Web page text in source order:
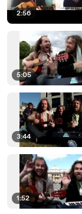
2:56
5:05
3:44
1:52